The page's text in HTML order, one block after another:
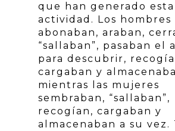
que han generado esta
actividad. Los hombres
abonaban, araban,
“sallaban”, pasaban el
para descubrir,
cargaban y
mientras las mujeres
sembraban, “sallaban”,
recogían, cargaban y
almacenaban a su vez.